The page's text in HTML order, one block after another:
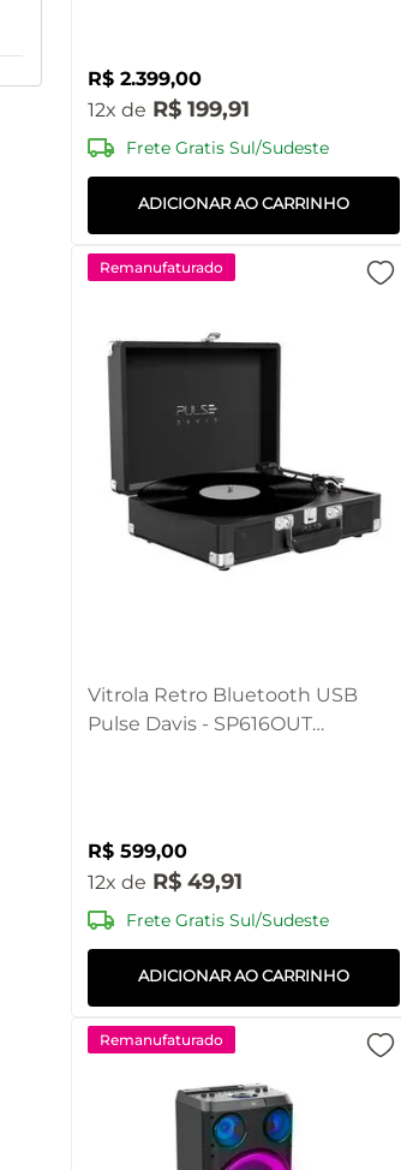
R$ 2.399,00
12
R$ 199,91
Frete Gratis Sul/Sudeste
ADICIONAR AO CARRINHO
Remanufaturado
Vitrola Retro Bluetooth USB
Pulse Davis - SP616OUT
R$ 599,00
12
R$ 49,91
Frete Gratis Sul/Sudeste
ADICIONAR AO CARRINHO
Remanufaturado